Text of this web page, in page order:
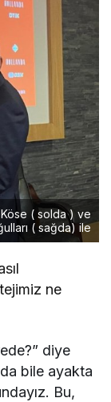
( solda ) ve
( sağda) ile
ne
diye
bile ayakta
Bu,